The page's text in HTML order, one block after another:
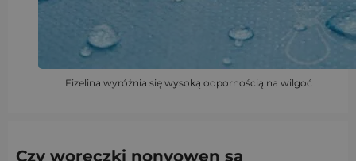
Fizelina wyróżnia się wysoką odpornością na wilgoć
Czy woreczki nonvowen są